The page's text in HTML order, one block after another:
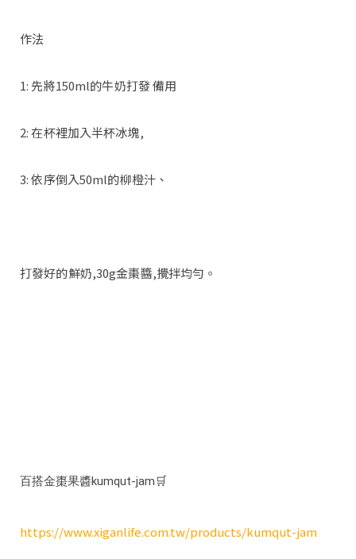
作法
1: 先將150ml的牛奶打發 備用
2: 在杯裡加入半杯冰塊,
3: 依序倒入50ml的柳橙汁、
打發好的鮮奶,30g金棗醬,攪拌均勻。
百搭金棗果醬kumqut-jam🛒
https://www.xiganlife.com.tw/products/kumqut-jam